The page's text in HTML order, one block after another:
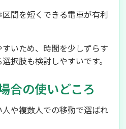
区間を短くできる電車が有利
いため、時間を少しずらす
択肢も検討しやすいです。
合の使いどころ
や複数人での移動で選ばれ